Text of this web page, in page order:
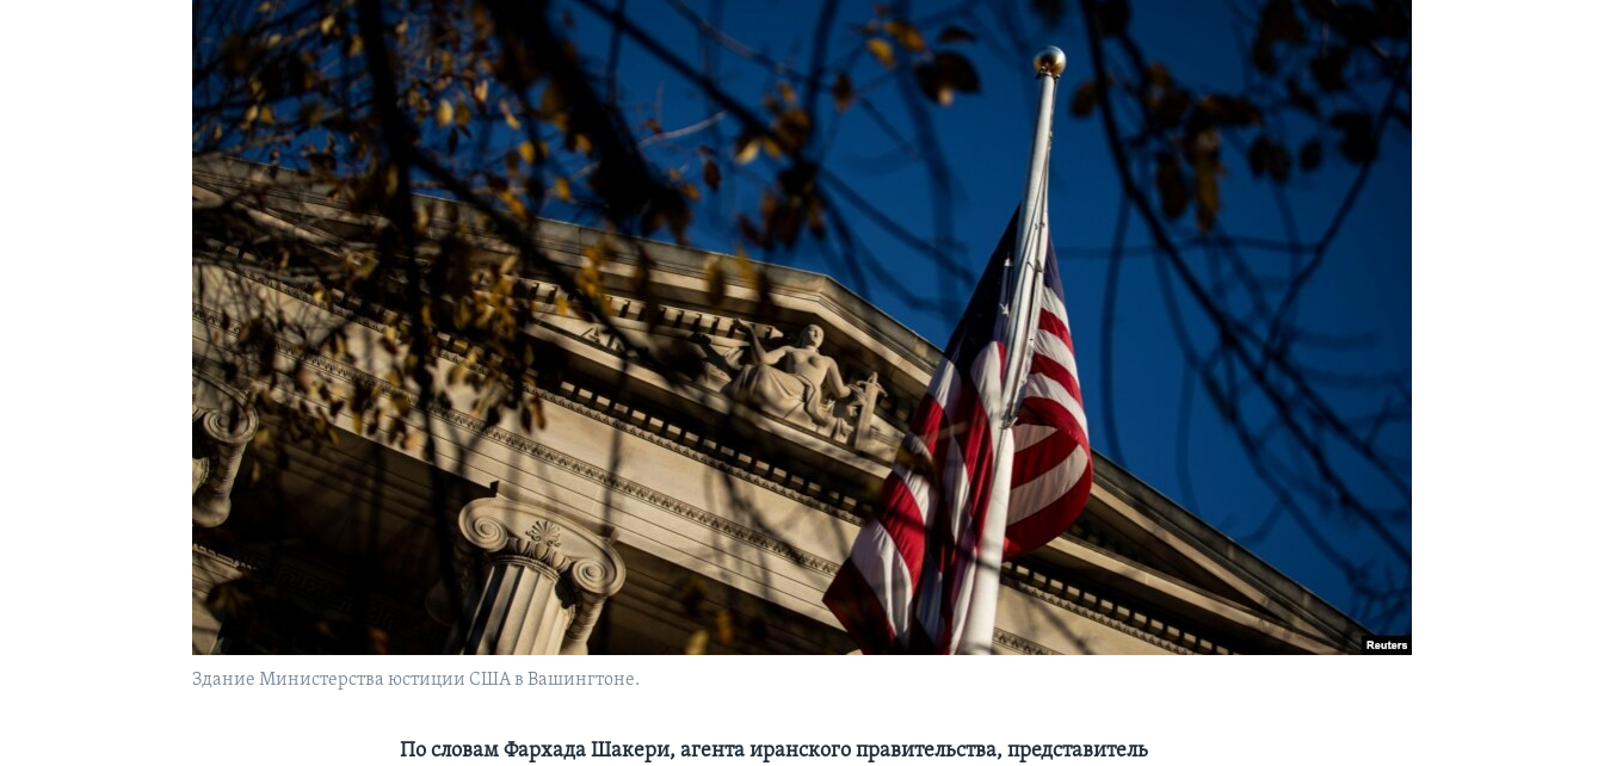
Здание Министерства юстиции США в Вашингтоне.
По словам Фархада Шакери, агента иранского правительства, представитель